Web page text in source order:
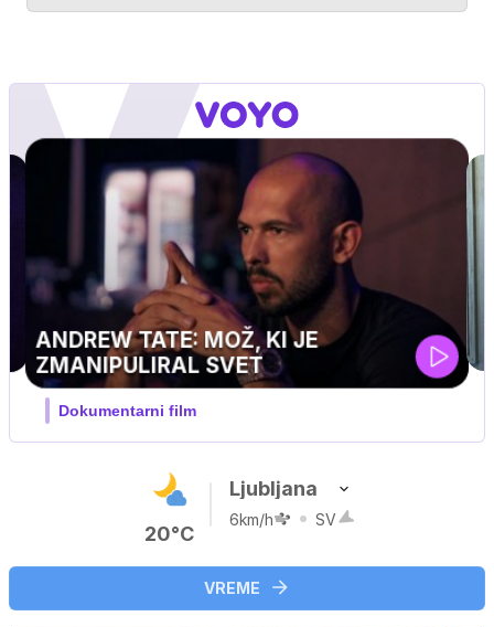
MOJ PRIJATELJ PINGVIN
Film meseca / družinski, pustolovski
20°C
Ljubljana
6km/h SV
VREME